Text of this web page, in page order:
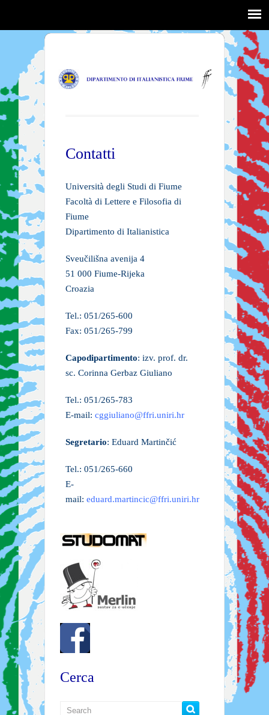
Contatti
Università degli Studi di Fiume
Facoltà di Lettere e Filosofia di
Fiume
Dipartimento di Italianistica
Sveučilišna avenija 4
51 000 Fiume-Rijeka
Croazia
Tel.: 051/265-600
Fax: 051/265-799
Capodipartimento: izv. prof. dr.
sc. Corinna Gerbaz Giuliano
Tel.: 051/265-783
E-mail: cggiuliano@ffri.uniri.hr
Segretario: Eduard Martinčić
Tel.: 051/265-660
E-
mail: eduard.martincic@ffri.uniri.hr
Cerca